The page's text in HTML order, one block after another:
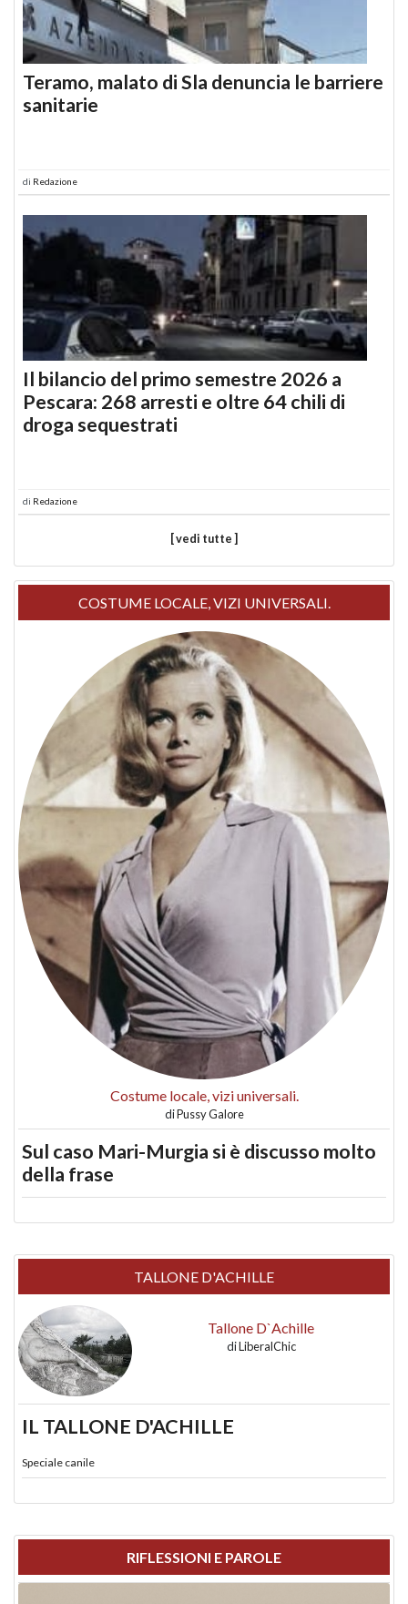
Teramo, malato di Sla denuncia le barriere
sanitarie
di Redazione
Il bilancio del primo semestre 2026 a
Pescara: 268 arresti e oltre 64 chili di
droga sequestrati
di Redazione
[ vedi tutte ]
COSTUME LOCALE, VIZI UNIVERSALI.
Costume locale, vizi universali.
diPussy Galore
Sul caso Mari-Murgia si è discusso molto
della frase
TALLONE D'ACHILLE
Tallone D`Achille
diLiberalChic
IL TALLONE D'ACHILLE
Speciale canile
RIFLESSIONI E PAROLE